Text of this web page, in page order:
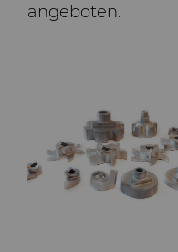
angeboten.